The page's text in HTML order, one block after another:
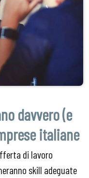
davvero (e
italiane
di lavoro
skill adeguate